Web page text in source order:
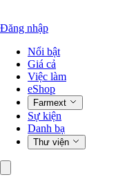
Đăng nhập
Nổi bật
Giá cả
Việc làm
eShop
Farmext
Sự kiện
Danh bạ
Thư viện